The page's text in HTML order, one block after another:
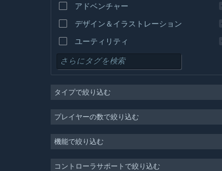
アドベンチャー
デザイン＆イラストレーション
ユーティリティ
無料プレイ
MMO
インディー
カジュアル
シミュレーション
タイプで絞り込む
プレイヤーの数で絞り込む
機能で絞り込む
コントローラサポートで絞り込む